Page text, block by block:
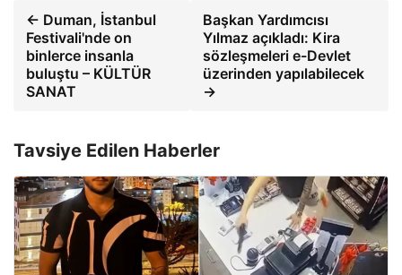
← Duman, İstanbul
Festivali'nde on
binlerce insanla
buluştu – KÜLTÜR
SANAT
Başkan Yardımcısı
Yılmaz açıkladı: Kira
sözleşmeleri e-Devlet
üzerinden yapılabilecek
→
Tavsiye Edilen Haberler